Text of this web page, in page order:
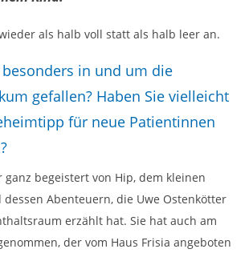
als halb voll statt als halb leer an.
in und um die
gefallen? Haben Sie vielleicht
für neue Patientinnen
ganz begeistert von Hip, dem kleinen
Abenteuern, die Uwe Ostenkötter
erzählt hat. Sie hat auch am
der vom Haus Frisia angeboten